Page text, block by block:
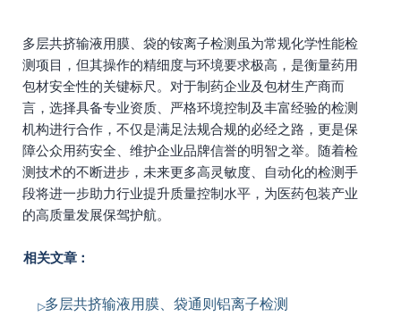
多层共挤输液用膜、袋的铵离子检测虽为常规化学性能检
测项目，但其操作的精细度与环境要求极高，是衡量药用
包材安全性的关键标尺。对于制药企业及包材生产商而
言，选择具备专业资质、严格环境控制及丰富经验的检测
机构进行合作，不仅是满足法规合规的必经之路，更是保
障公众用药安全、维护企业品牌信誉的明智之举。随着检
测技术的不断进步，未来更多高灵敏度、自动化的检测手
段将进一步助力行业提升质量控制水平，为医药包装产业
的高质量发展保驾护航。
相关文章：
多层共挤输液用膜、袋通则铝离子检测